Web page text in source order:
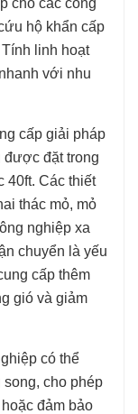
cho các công
hộ khẩn cấp
linh hoạt
với nhu
cấp giải pháp
được đặt trong
40ft. Các thiết
thác mỏ, mỏ
nghiệp xa
chuyển là yếu
cấp thêm
gió và giảm
có thể
cho phép
đảm bảo